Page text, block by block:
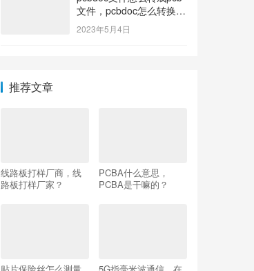
文件，pcbdoc怎么转换成
pcb？
2023年5月4日
推荐文章
线路板打样厂商，线
路板打样厂家？
PCBA什么意思，
PCBA是干嘛的？